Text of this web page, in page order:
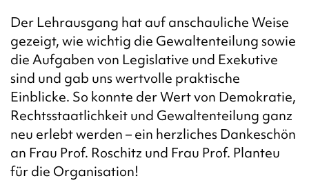
Der Lehrausgang hat auf anschauliche Weise
gezeigt, wie wichtig die Gewaltenteilung sowie
die Aufgaben von Legislative und Exekutive
sind und gab uns wertvolle praktische
Einblicke. So konnte der Wert von Demokratie,
Rechtsstaatlichkeit und Gewaltenteilung ganz
neu erlebt werden – ein herzliches Dankeschön
an Frau Prof. Roschitz und Frau Prof. Planteu
für die Organisation!